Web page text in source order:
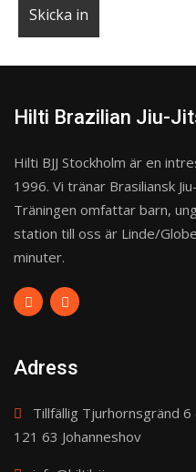
Hilti Brazilian Jiu-
Hilti BJJ Stockholm är en
1996. Vi tränar Brasiliansk
Träningen omfattar barn,
station till oss är Linde/
minuter.
Adress
Tillfällig Tjurhornsgränd
121 63 Johanneshov